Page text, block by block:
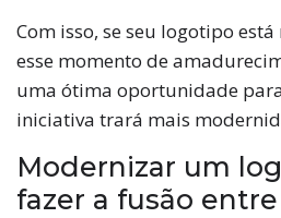
Com isso, se seu logotipo
esse momento de
uma ótima oportunidade
iniciativa trará mais
Modernizar um
fazer a fusão